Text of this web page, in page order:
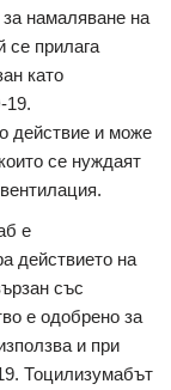
за намаляване на
се прилага
като
19.
действие и може
се нуждаят
е
действието на
със
е одобрено за
и при
Тоцилизумабът